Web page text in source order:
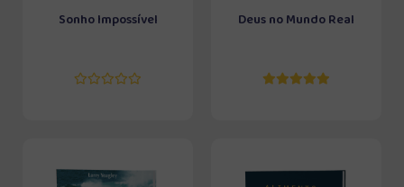
Sonho Impossível Deus no Mundo Real